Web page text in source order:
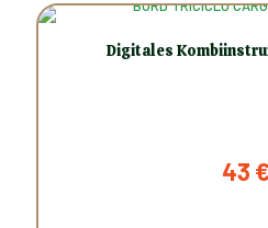
Digitales
43 €